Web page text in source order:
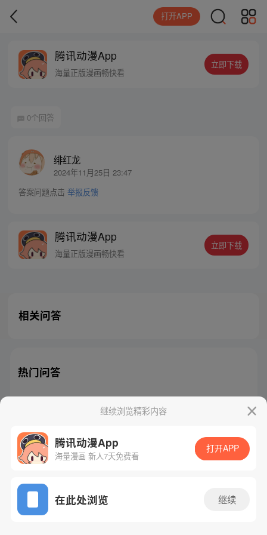
打开APP
腾讯动漫App
海量正版漫画畅快看
立即下载
0个回答
绯红龙
2024年11月25日 23:47
答案问题点击 举报反馈
腾讯动漫App
海量正版漫画畅快看
立即下载
相关问答
热门问答
继续浏览精彩内容
腾讯动漫App
海量漫画 新人7天免费看
打开APP
在此处浏览 继续
腾讯漫画 起点读书 QQ阅读
网站备案/许可证号：粤B2-20090059-5